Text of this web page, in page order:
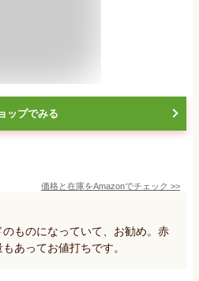
ップでみる
価格と在庫をAmazonでチェック >>
ものになっていて、お勧め。赤
あってお値打ちです。